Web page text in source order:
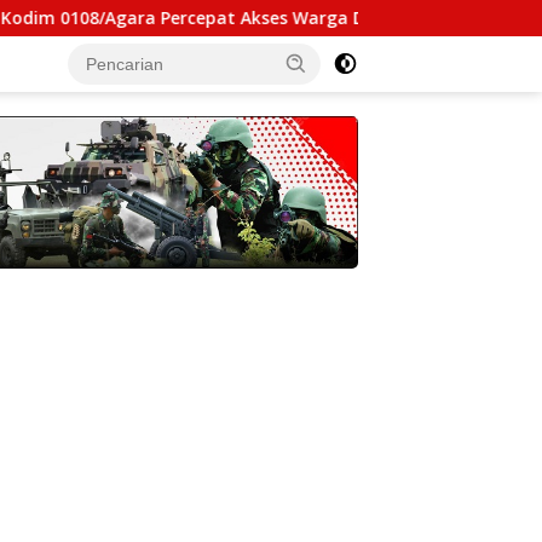
Agara Percepat Akses Warga Ds. Kuning Abadi Aceh